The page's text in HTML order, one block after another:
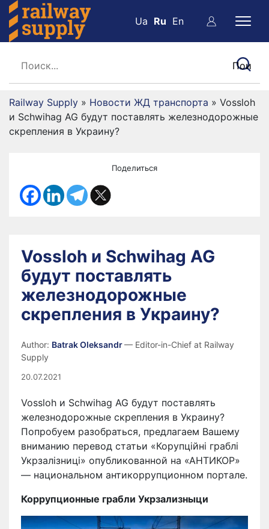
Ua Ru En
Railway Supply » Новости ЖД транспорта » Vossloh
и Schwihag AG будут поставлять железнодорожные
скрепления в Украину?
Поделиться
Vossloh и Schwihag AG
будут поставлять
железнодорожные
скрепления в Украину?
Author: Batrak Oleksandr— Editor-in-Chief at Railway
Supply
20.07.2021
Vossloh и Schwihag AG будут поставлять
железнодорожные скрепления в Украину?
Попробуем разобраться, предлагаем Вашему
вниманию перевод статьи «Корупційні граблі
Укрзалізниці» опубликованной на «АНТИКОР»
— национальном антикоррупционном портале.
Коррупционные грабли Укрзализныци